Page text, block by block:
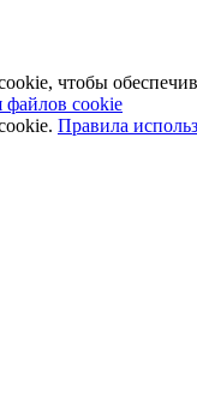
чтобы
файлов cookie
Правила